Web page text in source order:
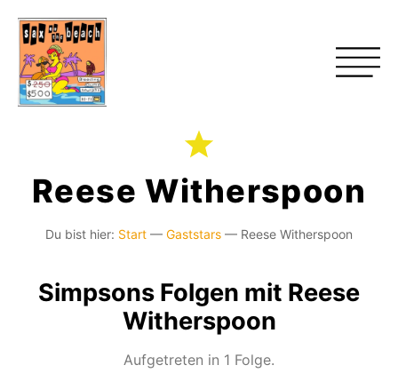
Reese Witherspoon
Du bist hier: Start — Gaststars — Reese Witherspoon
Simpsons Folgen mit Reese
Witherspoon
Aufgetreten in 1 Folge.